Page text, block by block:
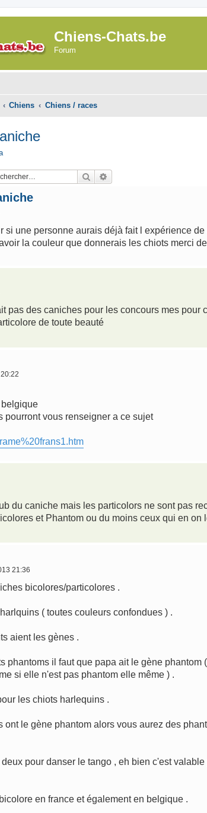
Chiens-Chats.be
Forum
Chiens Chiens / races
Rechercher
si une personne aurais déjà fait l expérience
la couleur que donnerais les chiots merci
pas des caniches pour les concours mes
de toute beauté
pourront vous renseigner a ce sujet
du caniche mais les particolors ne sont pas
et Phantom ou du moins ceux qui en
21:36
bicolores/particolores .
( toutes couleurs confondues ) .
aient les gènes .
phantoms il faut que papa ait le gène
si elle n'est pas phantom elle même ) .
les chiots harlequins .
ont le gène phantom alors vous aurez des
pour danser le tango , eh bien c'est
en france et également en belgique .